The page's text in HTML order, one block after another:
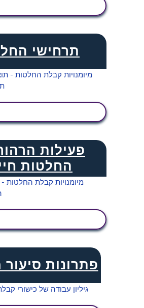
תרחישי
פעילות
החלטות
פתרונות סיעור